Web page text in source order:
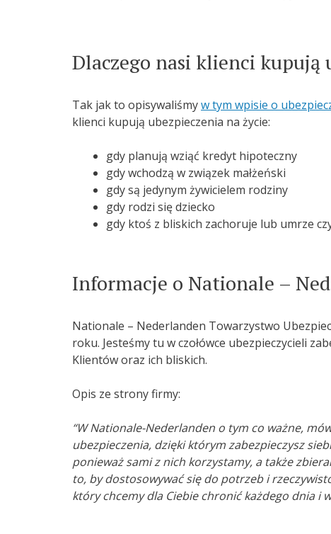
Dlaczego nasi klienci kupują
Tak jak to opisywaliśmyw tym wpisie o
klienci kupują ubezpieczenia na życie:
gdy planują wziąć kredyt hipoteczny
gdy wchodzą w związek małżeński
gdy są jedynym żywicielem rodziny
gdy rodzi się dziecko
gdy ktoś z bliskich zachoruje lub umrze
Informacje o Nationale –
Nationale – Nederlanden Towarzystwo
roku. Jesteśmy tu w czołówce ubezpieczycieli
Klientów oraz ich bliskich.
Opis ze strony firmy:
“W Nationale-Nederlanden o tym co ważne,
ubezpieczenia, dzięki którym zabezpieczysz
ponieważ sami z nich korzystamy, a także
to, by dostosowywać się do potrzeb i
który chcemy dla Ciebie chronić każdego dnia i